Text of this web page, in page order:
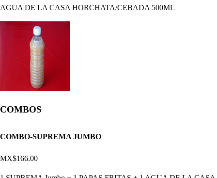
AGUA DE LA CASA HORCHATA/CEBADA 500ML
COMBOS
COMBO-SUPREMA JUMBO
MX$166.00